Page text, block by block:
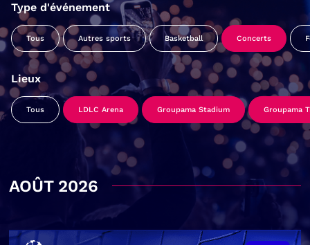
Type d'événement
Tous Autres sports Basketball Concerts
Lieux
Tous LDLC Arena Groupama Stadium Groupama
AOÛT 2026